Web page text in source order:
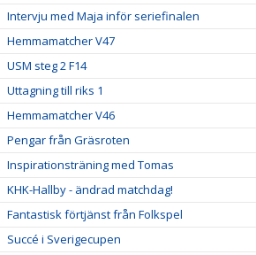
Intervju med Maja inför seriefinalen
Hemmamatcher V47
USM steg 2 F14
Uttagning till riks 1
Hemmamatcher V46
Pengar från Gräsroten
Inspirationsträning med Tomas
KHK-Hallby - ändrad matchdag!
Fantastisk förtjänst från Folkspel
Succé i Sverigecupen